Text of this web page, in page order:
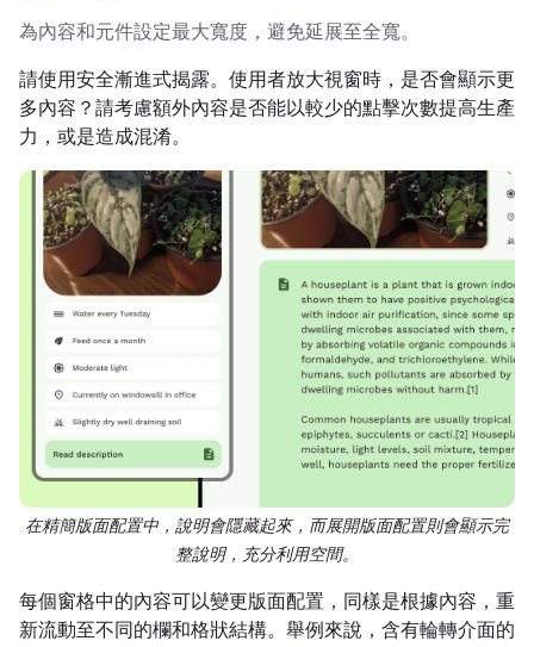
為內容和元件設定最大寬度，避免延展至全寬。
請使用安全漸進式揭露。使用者放大視窗時，是否會顯示更
多內容？請考慮額外內容是否能以較少的點擊次數提高生產
力，或是造成混淆。
在精簡版面配置中，說明會隱藏起來，而展開版面配置則會顯示完
整說明，充分利用空間。
每個窗格中的內容可以變更版面配置，同樣是根據內容，重
新流動至不同的欄和格狀結構。舉例來說，含有輪轉介面的